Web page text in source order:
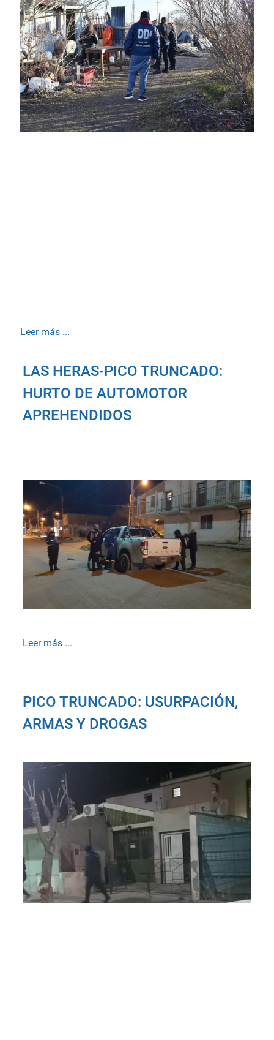
Leer más ...
LAS HERAS-PICO TRUNCADO:
HURTO DE AUTOMOTOR
APREHENDIDOS
Leer más ...
PICO TRUNCADO: USURPACIÓN,
ARMAS Y DROGAS